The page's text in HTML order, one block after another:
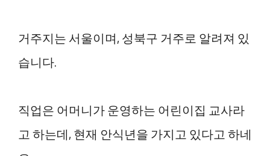
거주지는 서울이며, 성북구 거주로 알려져 있
습니다.
직업은 어머니가 운영하는 어린이집 교사라
고 하는데, 현재 안식년을 가지고 있다고 하네